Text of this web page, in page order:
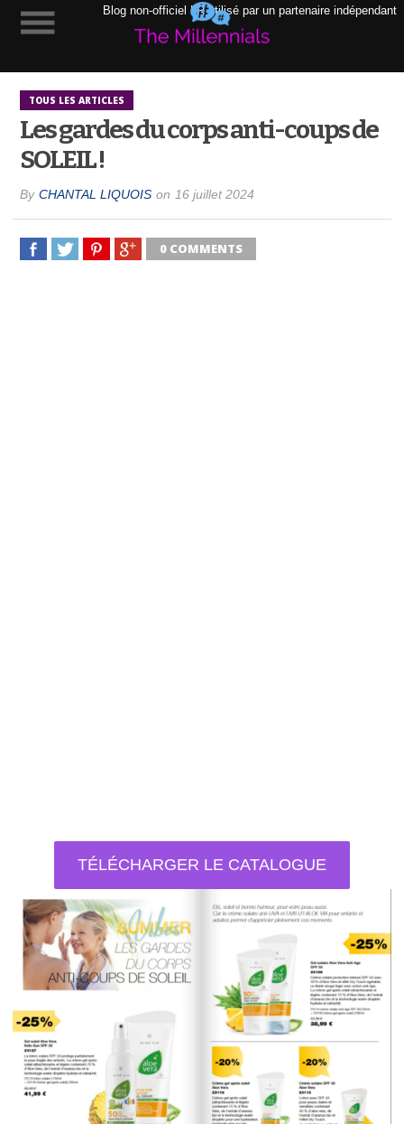
Blog non-officiel LR utilisé par un partenaire indépendant
TOUS LES ARTICLES
Les gardes du corps anti-coups de
SOLEIL !
By CHANTAL LIQUOIS on 16 juillet 2024
0 COMMENTS
TÉLÉCHARGER LE CATALOGUE